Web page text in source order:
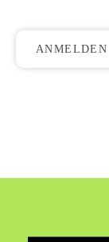
ANMELDEN